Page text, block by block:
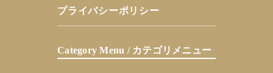
プライバシーポリシー
Category Menu / カテゴリメニュー